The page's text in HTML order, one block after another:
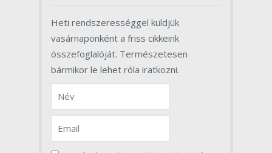
Heti rendszerességgel küldjük
vasárnaponként a friss cikkeink
összefoglalóját. Természetesen
bármikor le lehet róla iratkozni.